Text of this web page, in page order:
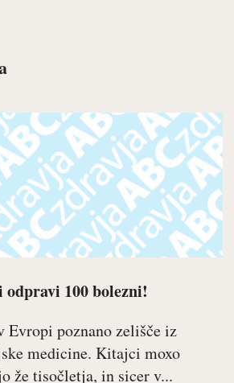
odpravi 100 bolezni!
Evropi poznano zelišče iz
medicine. Kitajci moxo
že tisočletja, in sicer v...